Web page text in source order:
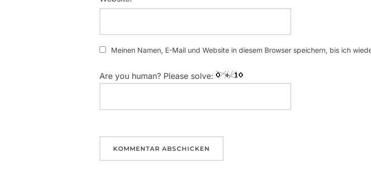
Meinen Namen, E-Mail und Website in diesem Browser speichern, bis ich
Are you human? Please solve: